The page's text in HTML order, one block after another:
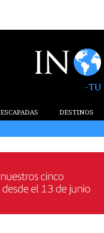
ESCAPADAS DESTINOS